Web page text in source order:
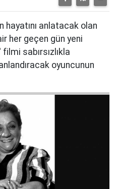
anlatacak olan
her geçen gün yeni
sabırsızlıkla
oyuncunun